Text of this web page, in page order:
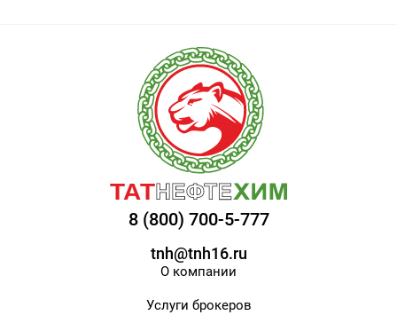
8 (800) 700-5-777
tnh@tnh16.ru
О компании
Услуги брокеров